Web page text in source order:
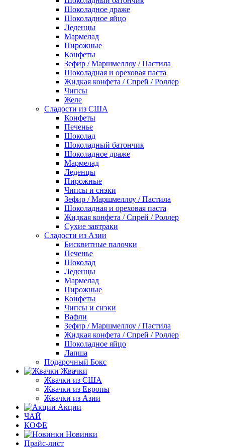
Шоколадное драже
Шоколадное яйцо
Леденцы
Мармелад
Пирожные
Конфеты
Зефир / Маршмеллоу / Пастила
Шоколадная и ореховая паста
Жидкая конфета / Спрей / Роллер
Чипсы
Желе
Сладости из США
Конфеты
Печенье
Шоколад
Шоколадный батончик
Шоколадное драже
Мармелад
Леденцы
Пирожные
Чипсы и снэки
Зефир / Маршмеллоу / Пастила
Шоколадная и ореховая паста
Жидкая конфета / Спрей / Роллер
Сухие завтраки
Сладости из Азии
Бисквитные палочки
Печенье
Шоколад
Леденцы
Мармелад
Пирожные
Конфеты
Чипсы и снэки
Вафли
Зефир / Маршмеллоу / Пастила
Жидкая конфета / Спрей / Роллер
Шоколадное яйцо
Лапша
Подарочный Бокс
Жвачки
Жвачки из США
Жвачки из Европы
Жвачки из Азии
Акции
ЧАЙ
КОФЕ
Новинки
Прайс-лист